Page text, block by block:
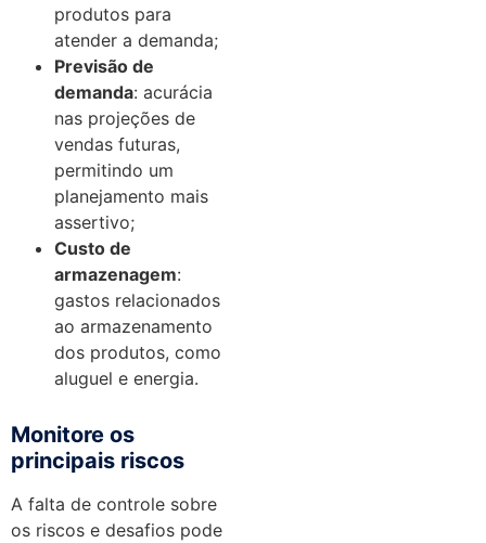
produtos para
atender a demanda;
Previsão de
demanda: acurácia
nas projeções de
vendas futuras,
permitindo um
planejamento mais
assertivo;
Custo de
armazenagem:
gastos relacionados
ao armazenamento
dos produtos, como
aluguel e energia.
Monitore os
principais riscos
A falta de controle sobre
os riscos e desafios pode